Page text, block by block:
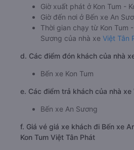
Giờ xuất phát ở Kon Tum -
Giờ đến nơi ở Bến xe An
Thời gian chạy từ Kon Tum
Sương của nhà xe Việt Tân
d. Các điểm đón khách của nhà
Bến xe Kon Tum
e. Các điểm trả khách của nhà xe
Bến xe An Sương
f. Giá vé giá xe khách đi Bến xe
Kon Tum Việt Tân Phát